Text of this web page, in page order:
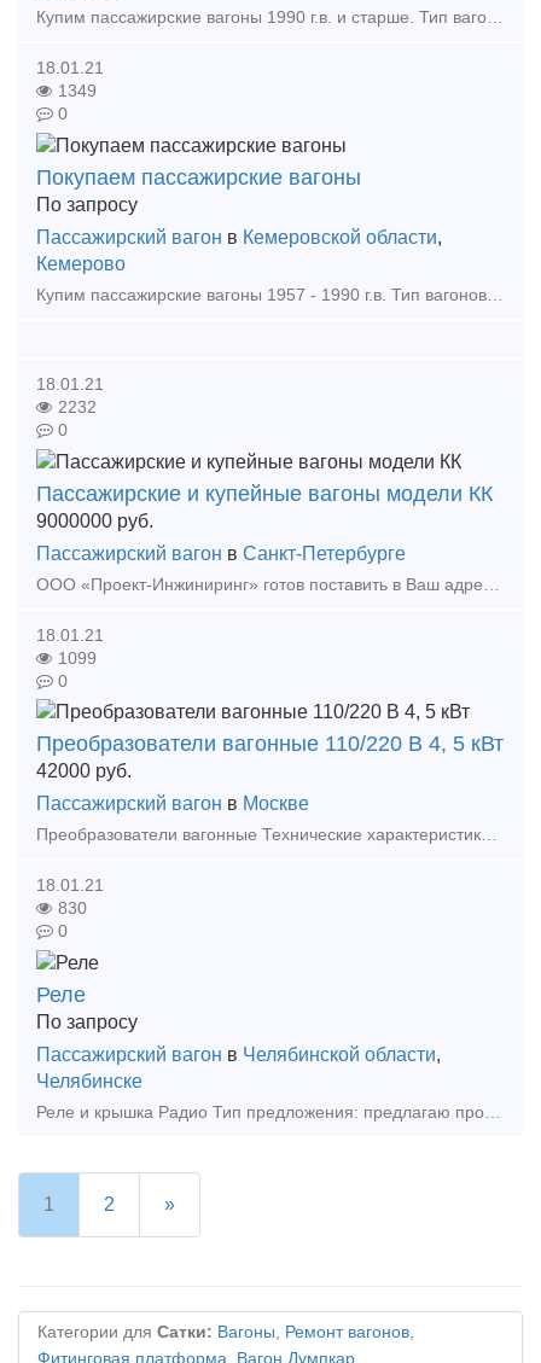
Купим пассажирские вагоны 1990 г.в. и старше. Тип вагонов: купе и плацкарт. Будем рады рассмотреть все возможные предложения! 8 Купим пассажирские вагоны 1990 г.в. и старше. Тип ваг
18.01.21
1349
0
Покупаем пассажирские вагоны
По запросу
Пассажирский вагон в Кемеровской области,
Кемерово
18.01.21
2232
0
Пассажирские и купейные вагоны модели КК
9000000 руб.
Пассажирский вагон в Санкт-Петербурге
18.01.21
1099
0
Преобразователи вагонные 110/220 В 4, 5 кВт
42000 руб.
Пассажирский вагон в Москве
Преобразователи вагонные Технические характеристикиВходное напряжение постоянного тока - 110 В Выходное напряжение переменного тока - 220 В Выходная мощность - 4, 5 кВт
18.01.21
830
0
Реле
По запросу
Пассажирский вагон в Челябинской области,
Челябинске
Реле и крышка Радио Тип предложения: предлагаю продукцию, услугу
1 2 »
Категории для Сатки: Вагоны, Ремонт вагонов,
Фитинговая платформа
Вагон Думпкар